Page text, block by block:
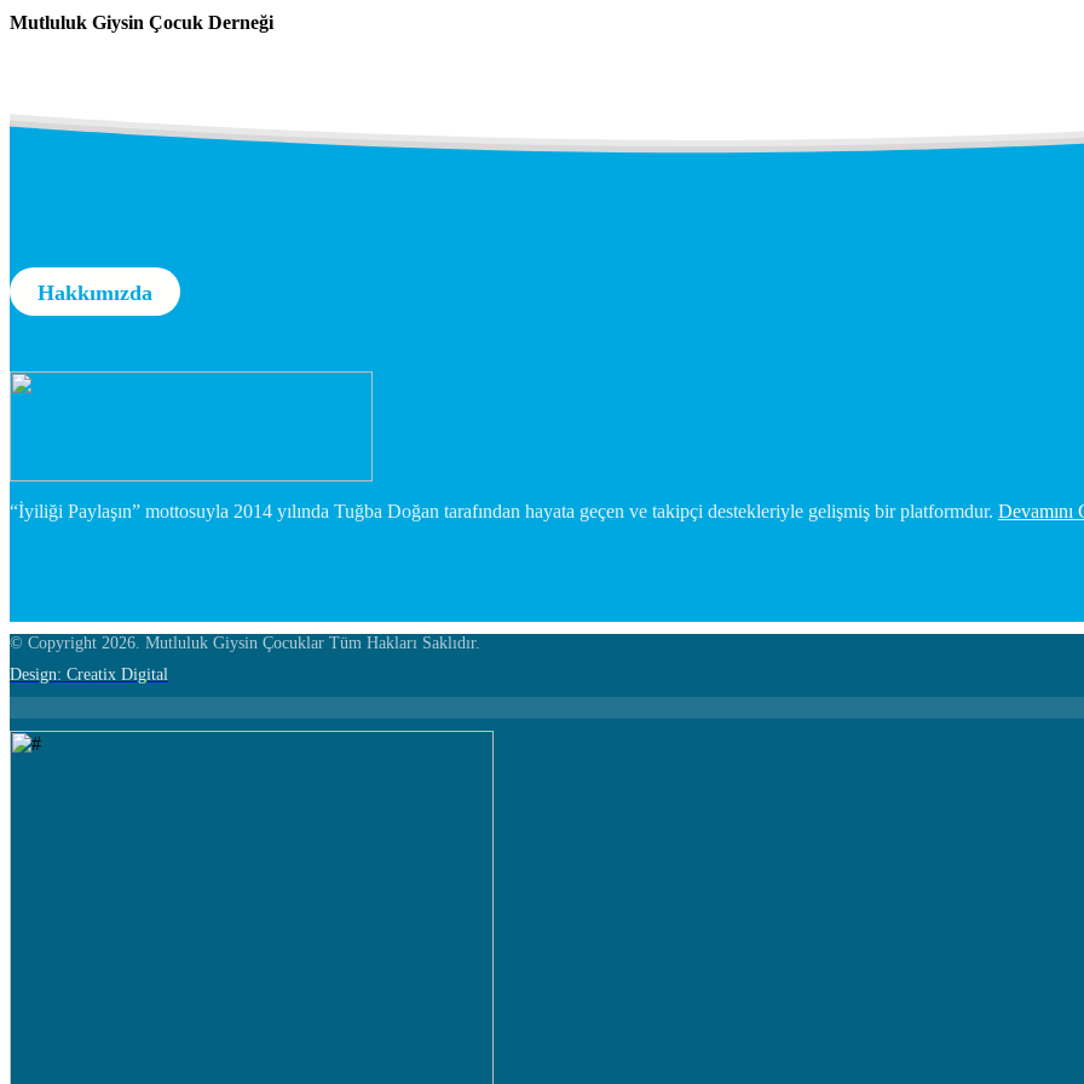
Mutluluk Giysin Çocuk Derneği
Hakkımızda
“İyiliği Paylaşın” mottosuyla 2014 yılında Tuğba Doğan tarafından hayata geçen ve takipçi destekleriyle gelişmiş bir platformdur. Devamını
© Copyright 2026. Mutluluk Giysin Çocuklar Tüm Hakları Saklıdır.
Design: Creatix Digital